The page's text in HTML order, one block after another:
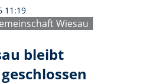
Wiesau
11:19
bleibt